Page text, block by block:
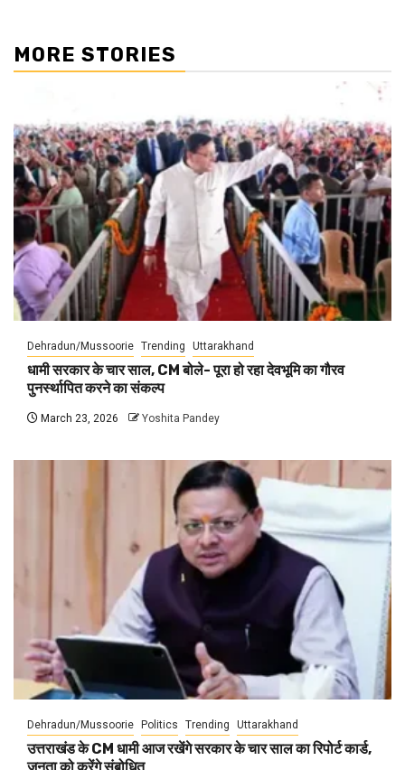
MORE STORIES
Dehradun/Mussoorie Trending Uttarakhand
धामी सरकार के चार साल, CM बोले- पूरा हो रहा देवभूमि का गौरव
पुनर्स्थापित करने का संकल्प
March 23, 2026 Yoshita Pandey
Dehradun/Mussoorie Politics Trending Uttarakhand
उत्तराखंड के CM धामी आज रखेंगे सरकार के चार साल का रिपोर्ट कार्ड,